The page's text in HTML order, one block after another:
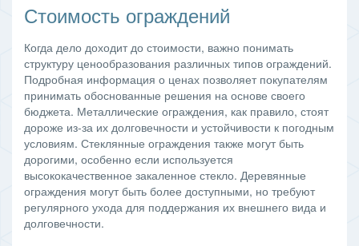
Стоимость ограждений
Когда дело доходит до стоимости, важно понимать
структуру ценообразования различных типов ограждений.
Подробная информация о ценах позволяет покупателям
принимать обоснованные решения на основе своего
бюджета. Металлические ограждения, как правило, стоят
дороже из-за их долговечности и устойчивости к погодным
условиям. Стеклянные ограждения также могут быть
дорогими, особенно если используется
высококачественное закаленное стекло. Деревянные
ограждения могут быть более доступными, но требуют
регулярного ухода для поддержания их внешнего вида и
долговечности.